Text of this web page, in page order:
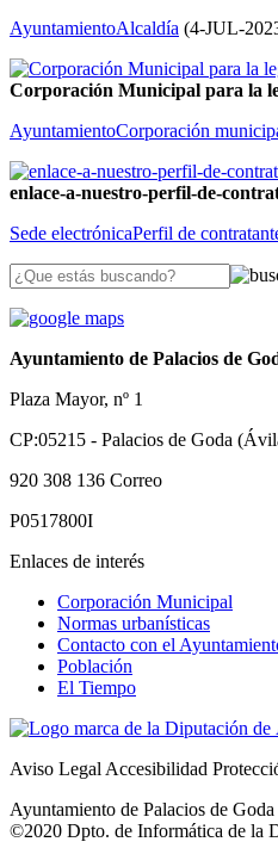
AyuntamientoAlcaldía (4-JUL-
Corporación Municipal para la
AyuntamientoCorporación
enlace-a-nuestro-perfil-de-
Sede electrónicaPerfil de
Ayuntamiento de Palacios de
Plaza Mayor, nº 1
CP:05215 - Palacios de Goda
920 308 136 Correo
P0517800I
Enlaces de interés
Corporación Municipal
Normas urbanísticas
Contacto con el
Población
El Tiempo
Aviso LegalAccesibilidad
Ayuntamiento de Palacios de Goda
©2020 Dpto. de Informática de la